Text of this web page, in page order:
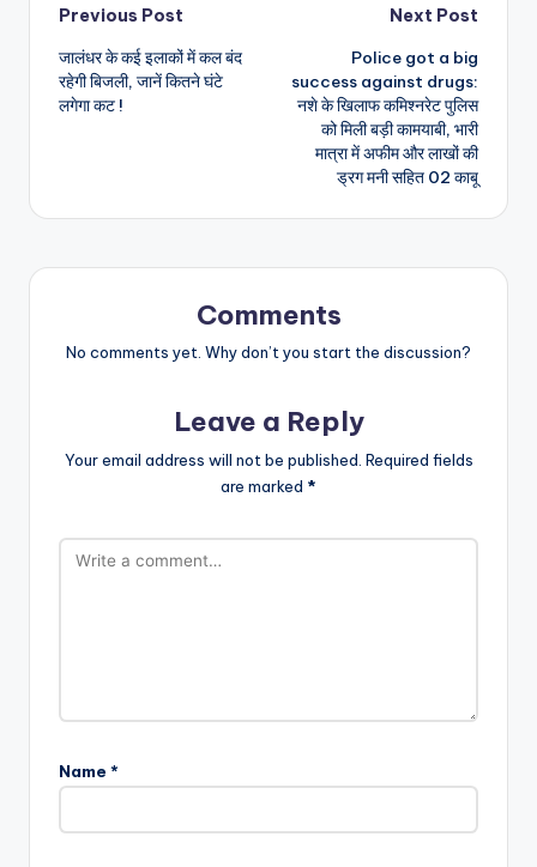
Post
navigation
Previous Post
जालंधर के कई इलाकों में कल बंद
रहेगी बिजली, जानें कितने घंटे
लगेगा कट !
Next Post
Police got a big
success against drugs:
नशे के खिलाफ कमिश्नरेट पुलिस
को मिली बड़ी कामयाबी, भारी
मात्रा में अफीम और लाखों की
ड्रग मनी सहित 02 काबू
Comments
No comments yet. Why don’t you start the discussion?
Leave a Reply
Your email address will not be published. Required fields
are marked *
Name *